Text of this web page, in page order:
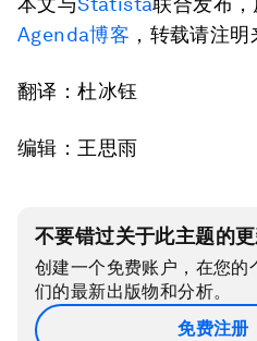
Agenda博客 ，转载请注
翻译：杜冰钰
编辑：王思雨
不要错过关于此主题的
创建一个免费账户，在您
们的最新出版物和分析。
免费注册